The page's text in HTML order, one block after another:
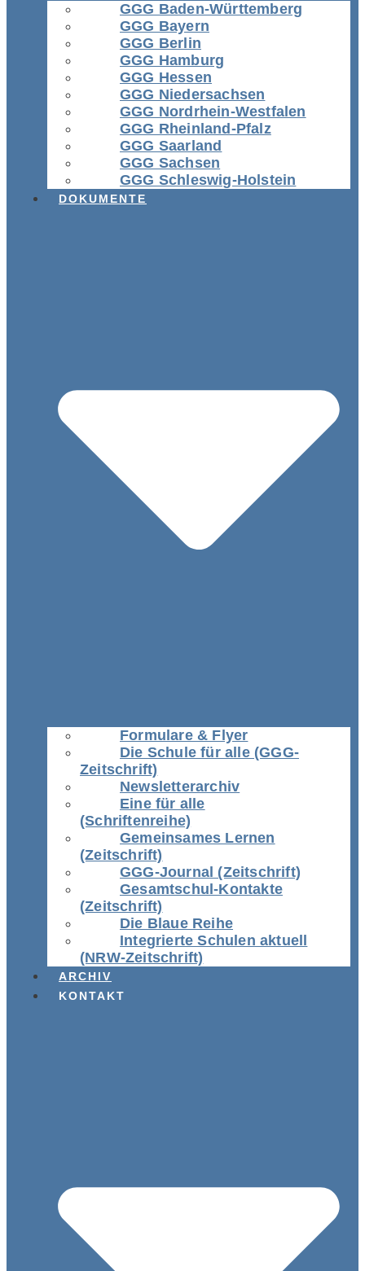
GGG Baden-Württemberg
GGG Bayern
GGG Berlin
GGG Hamburg
GGG Hessen
GGG Niedersachsen
GGG Nordrhein-Westfalen
GGG Rheinland-Pfalz
GGG Saarland
GGG Sachsen
GGG Schleswig-Holstein
DOKUMENTE
Formulare & Flyer
Die Schule für alle (GGG-
Zeitschrift)
Newsletterarchiv
Eine für alle
(Schriftenreihe)
Gemeinsames Lernen
(Zeitschrift)
GGG-Journal (Zeitschrift)
Gesamtschul-Kontakte
(Zeitschrift)
Die Blaue Reihe
Integrierte Schulen aktuell
(NRW-Zeitschrift)
ARCHIV
KONTAKT